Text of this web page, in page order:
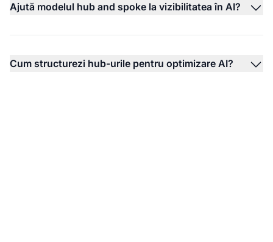
Ajută modelul hub and spoke la vizibilitatea în AI?
Cum structurezi hub-urile pentru optimizare AI?